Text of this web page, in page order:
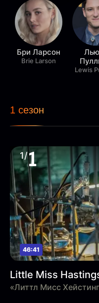
Бри Ларсон
Brie Larson
Lewis
1 сезон
1/1
46:41
Little Miss
«Литтл Мисс